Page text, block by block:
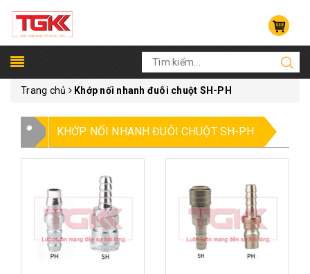
Trang chủ Khớp nối nhanh đuôi chuột SH-PH
KHỚP NỐI NHANH ĐUÔI CHUỘT SH-PH